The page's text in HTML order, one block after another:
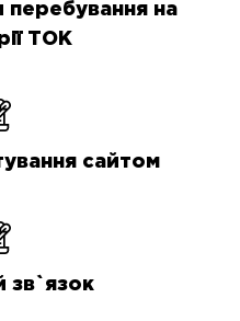
перебування на
ТОК
сайтом
зв`язок